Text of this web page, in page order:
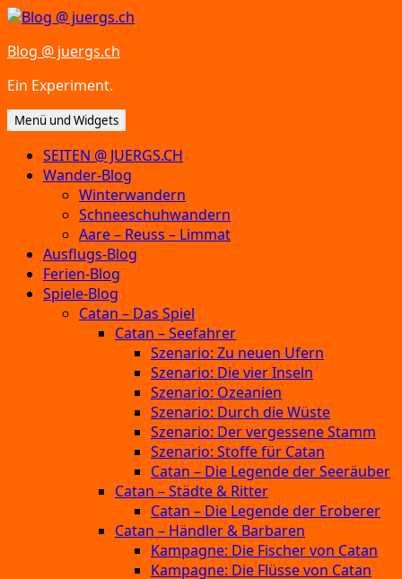
Zum
springen
Blog @ juergs.ch
Ein Experiment.
Menü und Widgets
SEITEN @ JUERGS.CH
Wander-Blog
Winterwandern
Schneeschuhwandern
Aare – Reuss – Limmat
Ausflugs-Blog
Ferien-Blog
Spiele-Blog
Catan – Das Spiel
Catan – Seefahrer
Szenario: Zu neuen Ufern
Szenario: Die vier Inseln
Szenario: Ozeanien
Szenario: Durch die Wüste
Szenario: Der vergessene Stamm
Szenario: Stoffe für Catan
Catan – Die Legende der Seeräuber
Catan – Städte & Ritter
Catan – Die Legende der Eroberer
Catan – Händler & Barbaren
Kampagne: Die Fischer von Catan
Kampagne: Die Flüsse von Catan